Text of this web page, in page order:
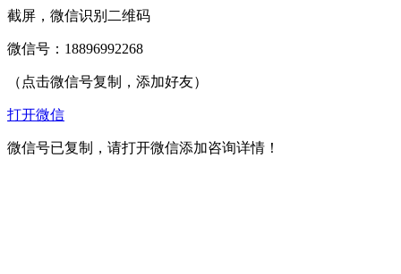
截屏，微信识别二维码
微信号： 18896992268
（点击微信号复制，添加好友）
打开微信
微信号已复制，请打开微信添加咨询详情！